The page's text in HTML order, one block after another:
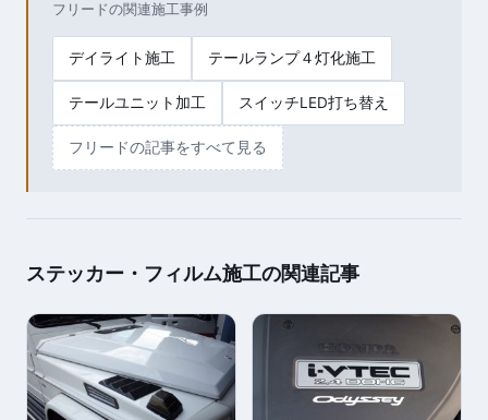
フリードの関連施工事例
デイライト施工 テールランプ４灯化施工
テールユニット加工 スイッチLED打ち替え
フリードの記事をすべて見る
ステッカー・フィルム施工の関連記事